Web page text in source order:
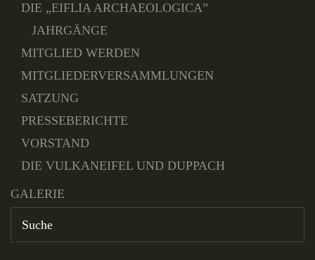
DIE „EIFLIA ARCHAEOLOGICA”
JAHRGÄNGE
MITGLIED WERDEN
MITGLIEDERVERSAMMLUNGEN
SATZUNG
PRESSEBERICHTE
VORSTAND
DIE VULKANEIFEL UND DUPPACH
GALERIE